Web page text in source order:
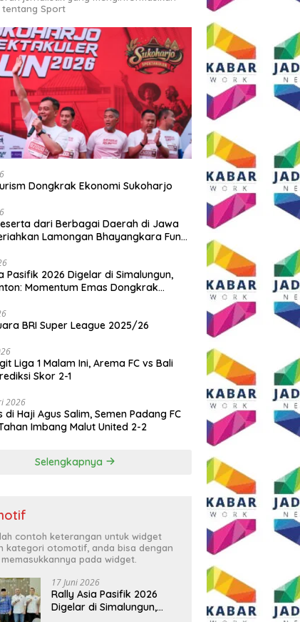
tentang Sport
Dongkrak Ekonomi Sukoharjo
dari Berbagai Daerah di Jawa
Lamongan Bhayangkara Fun
Pasifik 2026 Digelar di Simalungun,
Momentum Emas Dongkrak
BRI Super League 2025/26
Liga 1 Malam Ini, Arema FC vs Bali
Skor 2-1
2026
di Haji Agus Salim, Semen Padang FC
Imbang Malut United 2-2
Selengkapnya
contoh keterangan untuk widget
kategori otomotif, anda bisa dengan
pada widget.
17 Juni 2026
Rally Asia Pasifik 2026
Digelar di Simalungun,